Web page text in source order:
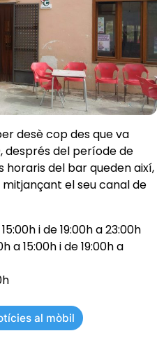
desè cop des que va
després del període de
del bar queden així,
el seu canal de
i de 19:00h a 23:00h
a 15:00h i de 19:00h a
al mòbil